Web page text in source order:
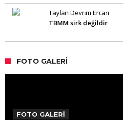
Taylan Devrim Ercan
TBMM sirk değildir
FOTO GALERI
FOTO GALERİ